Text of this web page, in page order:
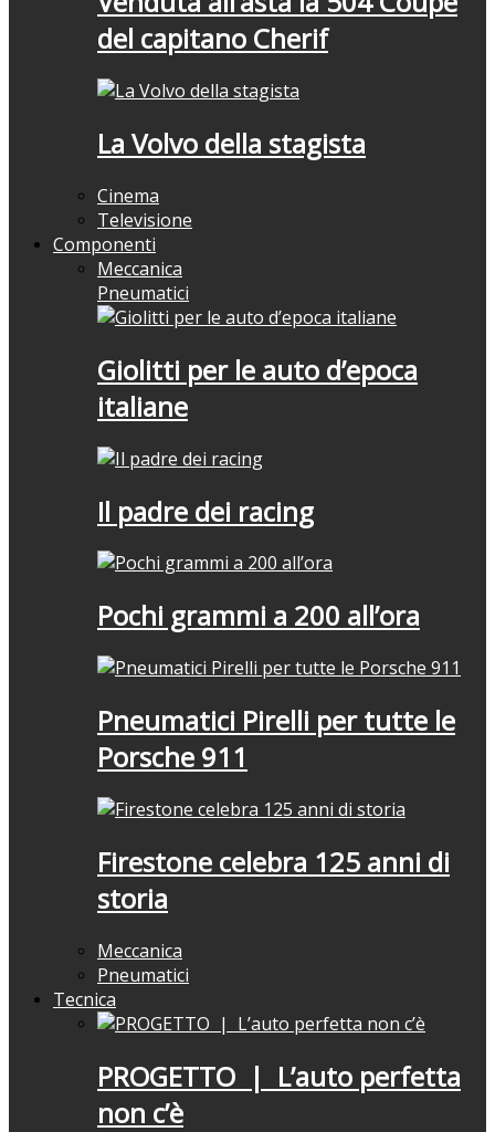
del capitano Cherif
La Volvo della stagista
Cinema
Televisione
Componenti
Meccanica
Pneumatici
Giolitti per le auto d’epoca
italiane
Il padre dei racing
Pochi grammi a 200 all’ora
Pneumatici Pirelli per tutte le
Porsche 911
Firestone celebra 125 anni di
storia
Meccanica
Pneumatici
Tecnica
PROGETTO | L’auto perfetta
non c’è